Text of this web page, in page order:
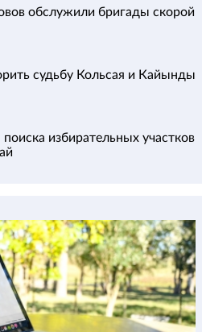
обслужили бригады скорой
судьбу Кольсая и Кайынды
избирательных участков